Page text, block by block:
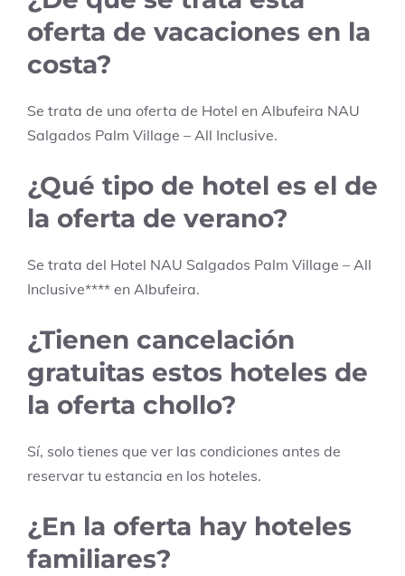
oferta de vacaciones en la
costa?
Se trata de una oferta de Hotel en Albufeira NAU
Salgados Palm Village – All Inclusive.
¿Qué tipo de hotel es el de
la oferta de verano?
Se trata del Hotel NAU Salgados Palm Village – All
Inclusive**** en Albufeira.
¿Tienen cancelación
gratuitas estos hoteles de
la oferta chollo?
Sí, solo tienes que ver las condiciones antes de
reservar tu estancia en los hoteles.
¿En la oferta hay hoteles
familiares?